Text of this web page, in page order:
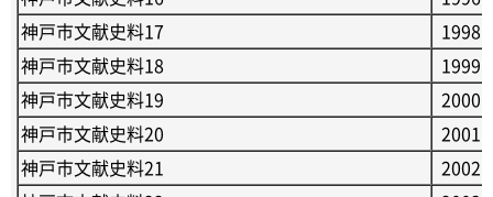
神戸市文献史料17
1998
神戸市文献史料18
1999
神戸市文献史料19
2000
神戸市文献史料20
2001
神戸市文献史料21
2002